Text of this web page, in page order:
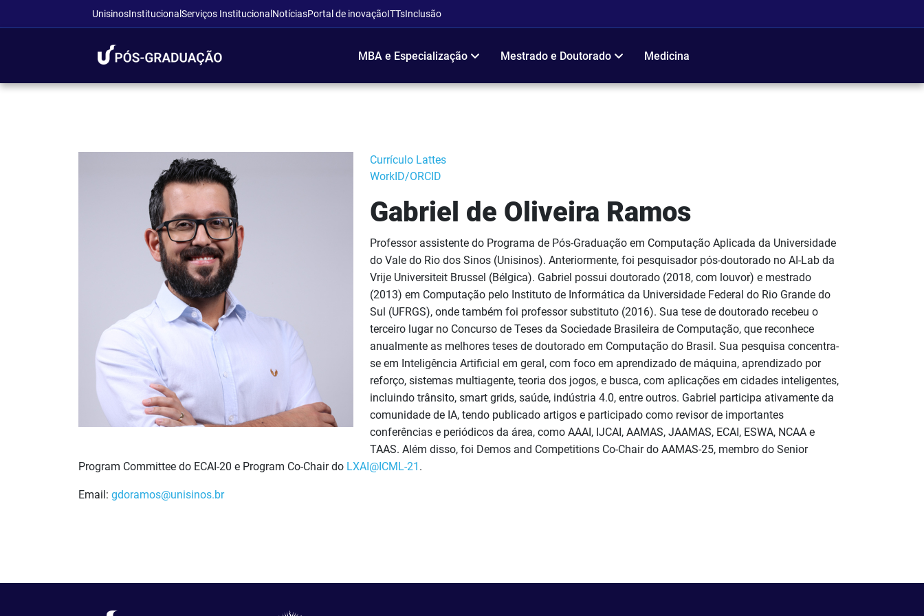
UnisinosInstitucional Serviços Institucional NotíciasPortal de inovaçãoITTsInclusão
MBA e Especialização Mestrado e Doutorado Medicina
Currículo Lattes
WorkID/ORCID
Gabriel de Oliveira Ramos
Professor assistente do Programa de Pós-Graduação em Computação Aplicada da Universidade
do Vale do Rio dos Sinos (Unisinos). Anteriormente, foi pesquisador pós-doutorado no AI-Lab da
Vrije Universiteit Brussel (Bélgica). Gabriel possui doutorado (2018, com louvor) e mestrado
(2013) em Computação pelo Instituto de Informática da Universidade Federal do Rio Grande do
Sul (UFRGS), onde também foi professor substituto (2016). Sua tese de doutorado recebeu o
terceiro lugar no Concurso de Teses da Sociedade Brasileira de Computação, que reconhece
anualmente as melhores teses de doutorado em Computação do Brasil. Sua pesquisa concentra-
se em Inteligência Artificial em geral, com foco em aprendizado de máquina, aprendizado por
reforço, sistemas multiagente, teoria dos jogos, e busca, com aplicações em cidades inteligentes,
incluindo trânsito, smart grids, saúde, indústria 4.0, entre outros. Gabriel participa ativamente da
comunidade de IA, tendo publicado artigos e participado como revisor de importantes
conferências e periódicos da área, como AAAI, IJCAI, AAMAS, JAAMAS, ECAI, ESWA, NCAA e
TAAS. Além disso, foi Demos and Competitions Co-Chair do AAMAS-25, membro do Senior
Program Committee do ECAI-20 e Program Co-Chair do LXAI@ICML-21 .
Email: gdoramos@unisinos.br